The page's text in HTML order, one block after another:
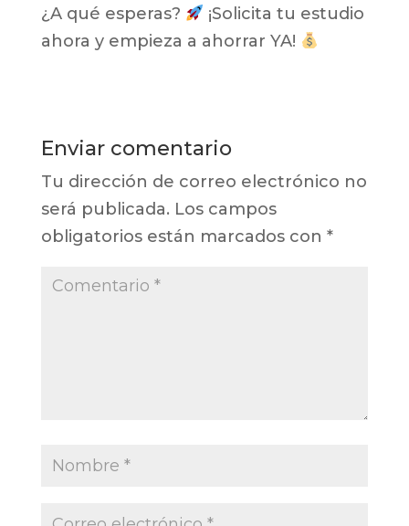
¿A qué esperas?
¡Solicita tu estudio
ahora y empieza a ahorrar YA!
Enviar comentario
Tu dirección de correo electrónico no
será publicada. Los campos
obligatorios están marcados con *